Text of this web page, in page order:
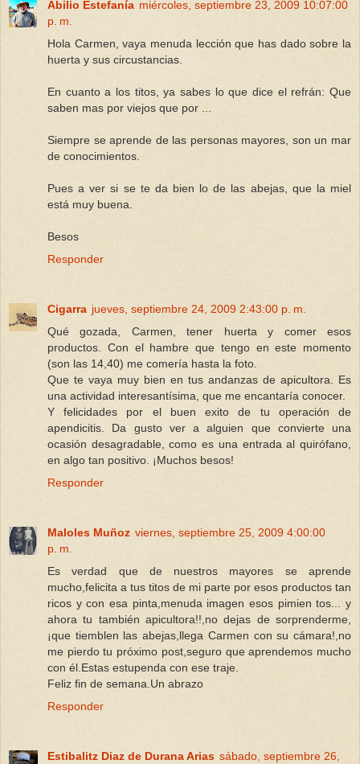
Abilio Estefanía miércoles, septiembre 23, 2009 10:07:00
p. m.
Hola Carmen, vaya menuda lección que has dado sobre la
huerta y sus circustancias.
En cuanto a los titos, ya sabes lo que dice el refrán: Que
saben mas por viejos que por ...
Siempre se aprende de las personas mayores, son un mar
de conocimientos.
Pues a ver si se te da bien lo de las abejas, que la miel
está muy buena.
Besos
Responder
Cigarra jueves, septiembre 24, 2009 2:43:00 p. m.
Qué gozada, Carmen, tener huerta y comer esos
productos. Con el hambre que tengo en este momento
(son las 14,40) me comería hasta la foto.
Que te vaya muy bien en tus andanzas de apicultora. Es
una actividad interesantísima, que me encantaría conocer.
Y felicidades por el buen exito de tu operación de
apendicitis. Da gusto ver a alguien que convierte una
ocasión desagradable, como es una entrada al quirófano,
en algo tan positivo. ¡Muchos besos!
Responder
Maloles Muñoz viernes, septiembre 25, 2009 4:00:00
p. m.
Es verdad que de nuestros mayores se aprende
mucho,felicita a tus titos de mi parte por esos productos tan
ricos y con esa pinta,menuda imagen esos pimien tos... y
ahora tu también apicultora!!,no dejas de sorprenderme,
¡que tiemblen las abejas,llega Carmen con su cámara!,no
me pierdo tu próximo post,seguro que aprendemos mucho
con él.Estas estupenda con ese traje.
Feliz fin de semana.Un abrazo
Responder
Estibalitz Diaz de Durana Arias sábado, septiembre 26,